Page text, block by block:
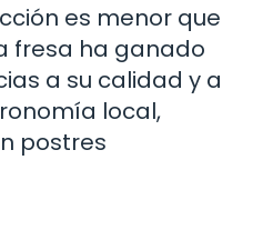
es menor que
fresa ha ganado
a su calidad y a
local,
postres